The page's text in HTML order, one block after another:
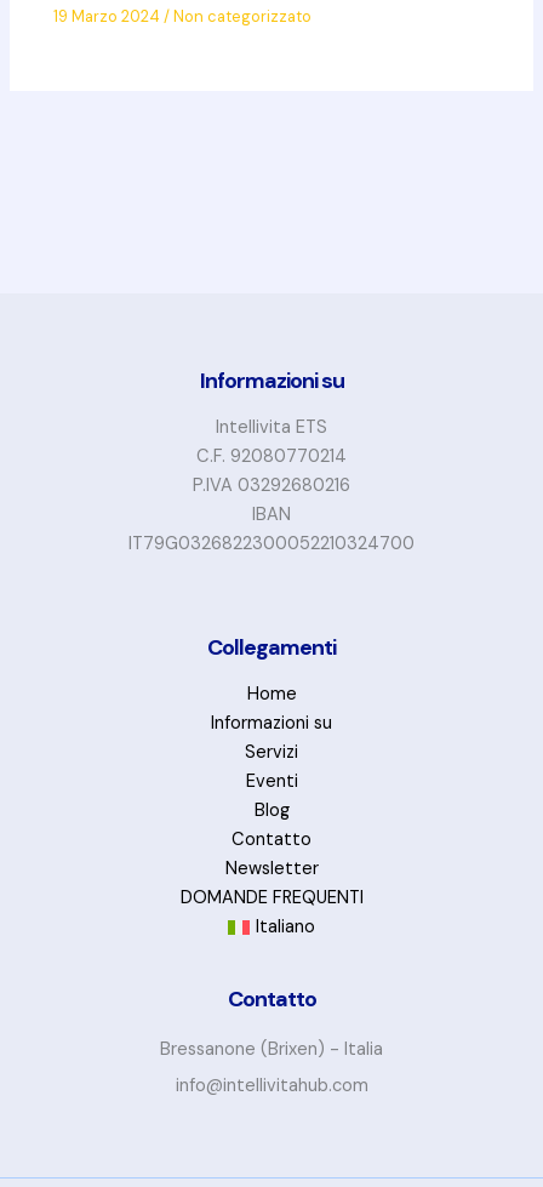
19 Marzo 2024/Non categorizzato
Informazioni su
Intellivita ETS
C.F. 92080770214
P.IVA 03292680216
IBAN
IT79G0326822300052210324700
Collegamenti
Home
Informazioni su
Servizi
Eventi
Blog
Contatto
Newsletter
DOMANDE FREQUENTI
Italiano
Contatto
Bressanone (Brixen) - Italia
info@intellivitahub.com